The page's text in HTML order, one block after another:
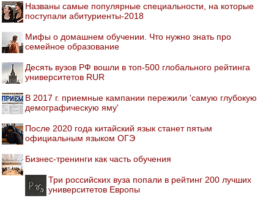
Названы самые популярные специальности, на которые
поступали абитуриенты-2018
Мифы о домашнем обучении. Что нужно знать про
семейное образование
Десять вузов РФ вошли в топ-500 глобального рейтинга
университетов RUR
В 2017 г. приемные кампании пережили 'самую глубокую
демографическую яму'
После 2020 года китайский язык станет пятым
официальным языком ОГЭ
Бизнес-тренинги как часть обучения
Три российских вуза попали в рейтинг 200 лучших
университетов Европы